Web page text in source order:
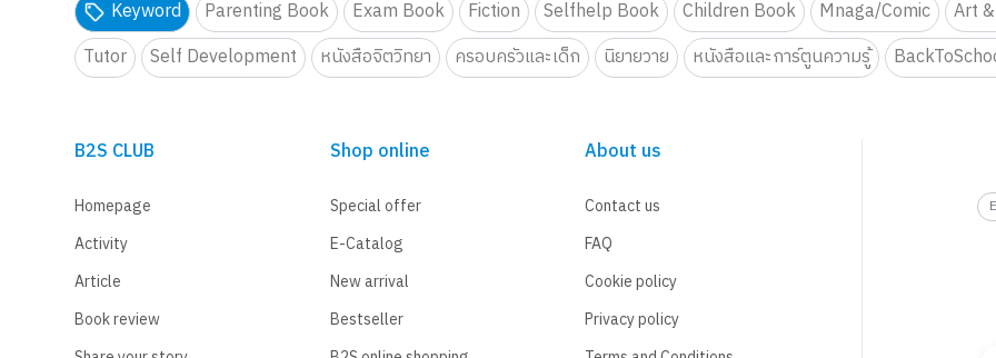
Keyword Parenting Book Exam Book Fiction Selfhelp Book Children Book Mnaga/Comic
Art
Tutor
Self Development หนังสือจิตวิทยา ครอบครัวและเด็ก นิยายวาย หนังสือและการ์ตูนความรู้
B2S CLUB
Homepage
Activity
Article
Book review
Shop online
Special offer
E-Catalog
New arrival
Bestseller
About us
Contact us
FAQ
Cookie policy
Privacy policy